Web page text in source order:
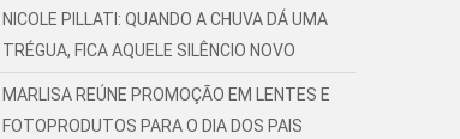
NICOLE PILLATI: QUANDO A CHUVA DÁ UMA
TRÉGUA, FICA AQUELE SILÊNCIO NOVO
MARLISA REÚNE PROMOÇÃO EM LENTES E
FOTOPRODUTOS PARA O DIA DOS PAIS